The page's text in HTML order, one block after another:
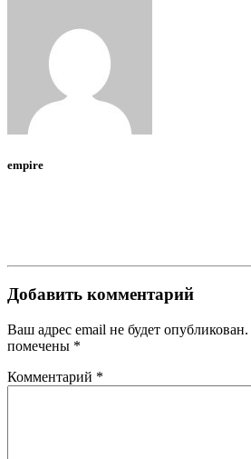
empire
Добавить комментарий
Ваш адрес email не будет опубликован.
помечены *
Комментарий *